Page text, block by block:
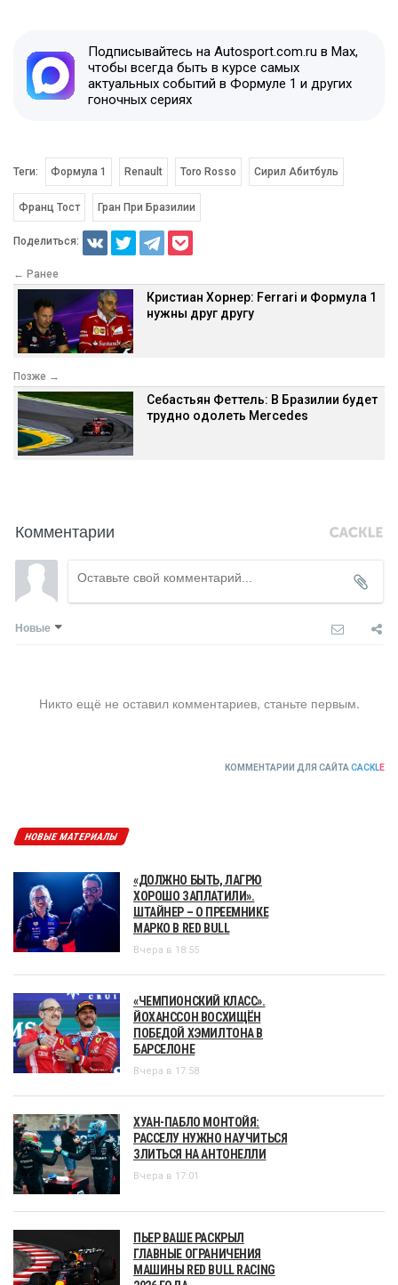
Подписывайтесь на Autosport.com.ru в Max,
чтобы всегда быть в курсе самых
актуальных событий в Формуле 1 и других
гоночных сериях
Теги: Формула 1 Renault Toro Rosso Сирил Абитбуль
Франц Тост Гран При Бразилии
Поделиться:
← Ранее
Кристиан Хорнер: Ferrari и Формула 1
нужны друг другу
Позже →
Себастьян Феттель: В Бразилии будет
трудно одолеть Mercedes
Комментарии
Новые
Никто ещё не оставил комментариев, станьте первым.
КОММЕНТАРИИ ДЛЯ САЙТА CACKLE
НОВЫЕ МАТЕРИАЛЫ
«ДОЛЖНО БЫТЬ, ЛАГРЮ
ХОРОШО ЗАПЛАТИЛИ».
ШТАЙНЕР – О ПРЕЕМНИКЕ
МАРКО В RED BULL
Вчера в 18:55
«ЧЕМПИОНСКИЙ КЛАСС».
ЙОХАНССОН ВОСХИЩЁН
ПОБЕДОЙ ХЭМИЛТОНА В
БАРСЕЛОНЕ
Вчера в 17:58
ХУАН-ПАБЛО МОНТОЙЯ:
РАССЕЛУ НУЖНО НАУЧИТЬСЯ
ЗЛИТЬСЯ НА АНТОНЕЛЛИ
Вчера в 17:01
ПЬЕР ВАШЕ РАСКРЫЛ
ГЛАВНЫЕ ОГРАНИЧЕНИЯ
МАШИНЫ RED BULL RACING